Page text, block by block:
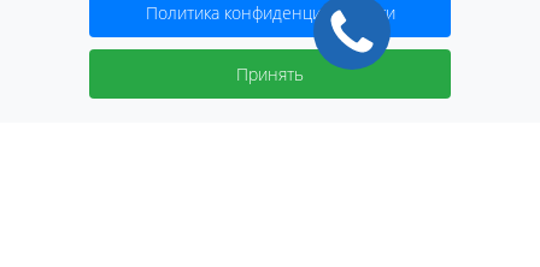
Договор оферты
2026 © Сеть клиник «Нева»
Политика конфиденциальности
Принять